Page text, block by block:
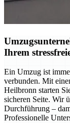
Ihrem
Ein Umzug ist
verbunden. Mit
Heilbronn starten
sicheren Seite. Wir
Durchführung –
Professionelle